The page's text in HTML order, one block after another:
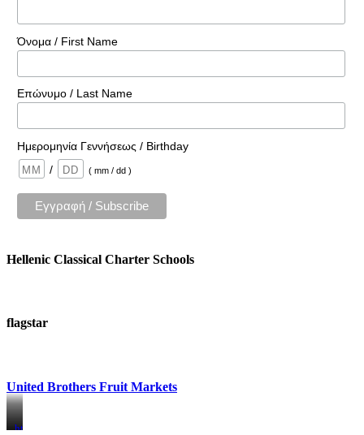
Όνομα / First Name
Επώνυμο / Last Name
Ημερομηνία Γεννήσεως / Birthday
/
( mm / dd )
Hellenic Classical Charter Schools
flagstar
United Brothers Fruit Markets
https://www.unitedbrothersfruitmarkets.com/
https://www.unitedbrothersfruitmarkets.com/